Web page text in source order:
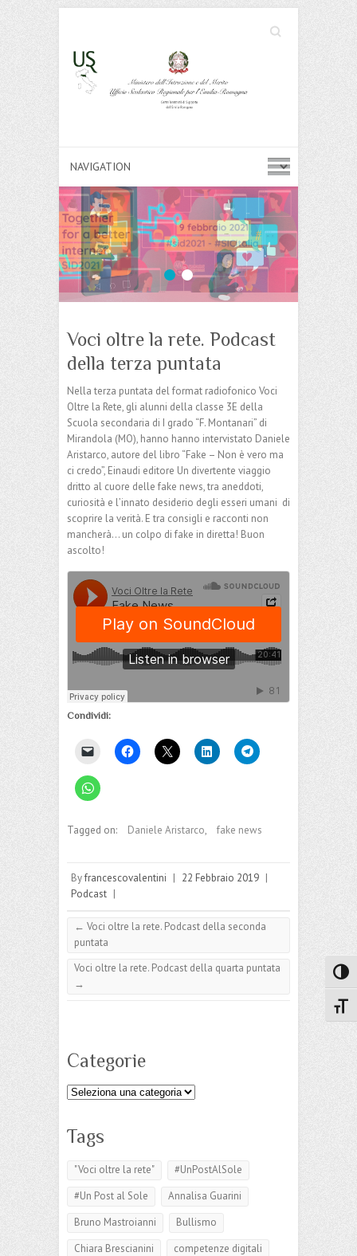
Search
Cerca
1 2
Voci oltre la rete. Podcast
della terza puntata
Nella terza puntata del format radiofonico Voci
Oltre la Rete, gli alunni della classe 3E della
Scuola secondaria di I grado “F. Montanari” di
Mirandola (MO), hanno hanno intervistato Daniele
Aristarco, autore del libro “Fake – Non è vero ma
ci credo”, Einaudi editore Un divertente viaggio
dritto al cuore delle fake news, tra aneddoti,
curiosità e l’innato desiderio degli esseri umani di
scoprire la verità. E tra consigli e racconti non
mancherà… un colpo di fake in diretta! Buon
ascolto!
Condividi:
Tagged on: Daniele Aristarco, fake news
Byfrancescovalentini | 22 Febbraio 2019 |
Podcast |
← Voci oltre la rete. Podcast della seconda
puntata
Voci oltre la rete. Podcast della quarta puntata
→
Categorie
Categorie
Tags
"Voci oltre la rete"
#UnPostAlSole
#Un Post al Sole
Annalisa Guarini
Bruno Mastroianni
Bullismo
Chiara Brescianini
competenze digitali